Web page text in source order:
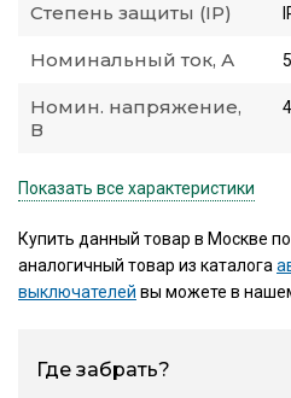
Степень защиты (IP)
Номинальный ток, А 5
Номин. напряжение,
В
Показать все характеристики
Купить данный товар в Москве
аналогичный товар из каталога
выключателей вы можете в
Где забрать?